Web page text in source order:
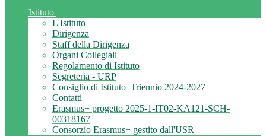
Istituto
L'Istituto
Dirigenza
Staff della Dirigenza
Organi Collegiali
Regolamento di Istituto
Segreteria - URP
Consiglio di Istituto_Triennio 2024-2027
Contatti
Erasmus+ progetto 2025-1-IT02-KA121-SCH-
00318167
Consorzio Erasmus+ gestito dall'USR